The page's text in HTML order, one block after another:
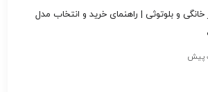
خانگی و بلوتوثی | راهنمای خرید و انتخاب مدل